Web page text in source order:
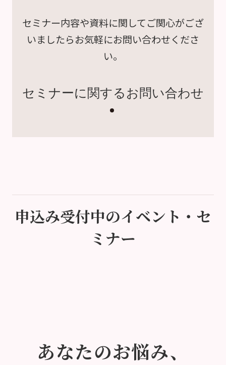
セミナー内容や資料に関してご関心がござ
いましたらお気軽にお問い合わせくださ
い。
セミナーに関するお問い合わせ
申込み受付中のイベント・セ
ミナー
あなたのお悩み、